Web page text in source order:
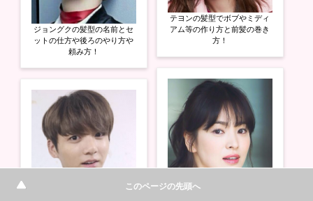
ジョングクの髪型の名前とセ
ットの仕方や後ろのやり方や
頼み方！
テヨンの髪型でボブやミディ
アム等の作り方と前髪の巻き
方！
ソンヘギョの裏の性格を暴
このページの先頭へ